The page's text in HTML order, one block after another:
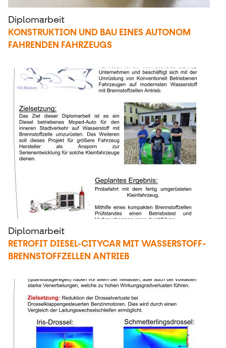
Diplomarbeit
KONSTRUKTION UND BAU EINES AUTONOM
FAHRENDEN FAHRZEUGS
Diplomarbeit
RETROFIT DIESEL-CITYCAR MIT WASSERSTOFF-
BRENNSTOFFZELLEN ANTRIEB